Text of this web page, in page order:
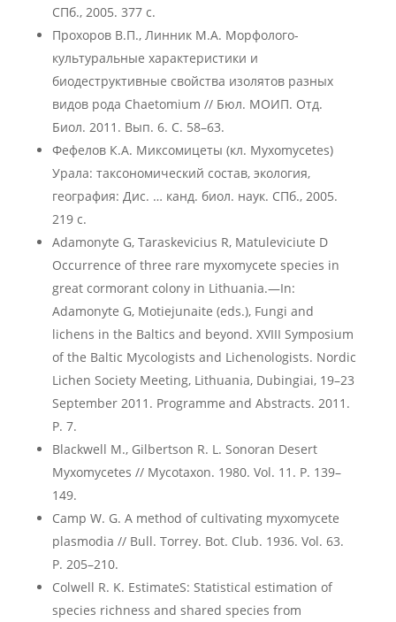
СПб., 2005. 377 c.
Прохоров В.П., Линник М.А. Морфолого-
культуральные характеристики и
биодеструктивные свойства изолятов разных
видов рода Chaetomium // Бюл. МОИП. Отд.
Биол. 2011. Вып. 6. С. 58–63.
Фефелов К.А. Миксомицеты (кл. Myxomycetes)
Урала: таксономический состав, экология,
география: Дис. … канд. биол. наук. СПб., 2005.
219 с.
Adamonyte G, Taraskevicius R, Matuleviciute D
Occurrence of three rare myxomycete species in
great cormorant colony in Lithuania.—In:
Adamonyte G, Motiejunaite (eds.), Fungi and
lichens in the Baltics and beyond. XVIII Symposium
of the Baltic Mycologists and Lichenologists. Nordic
Lichen Society Meeting, Lithuania, Dubingiai, 19–23
September 2011. Programme and Abstracts. 2011.
P. 7.
Blackwell M., Gilbertson R. L. Sonoran Desert
Myxomycetes // Mycotaxon. 1980. Vol. 11. P. 139–
149.
Camp W. G. A method of cultivating myxomycete
plasmodia // Bull. Torrey. Bot. Club. 1936. Vol. 63.
P. 205–210.
Colwell R. K. EstimateS: Statistical estimation of
species richness and shared species from